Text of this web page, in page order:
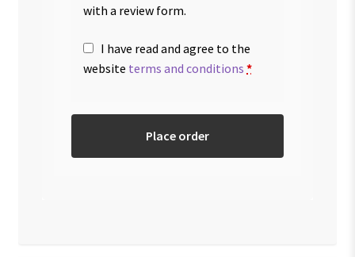
with a review form.
I have read and agree to the
website terms and conditions *
Place order